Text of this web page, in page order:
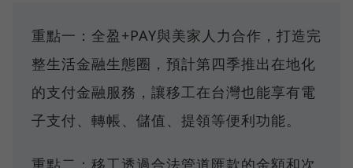
重點一：全盈+PAY與美家人力合作，打造完
整生活金融生態圈，預計第四季推出在地化
的支付金融服務，讓移工在台灣也能享有電
子支付、轉帳、儲值、提領等便利功能。
重點二：移工透過合法管道匯款的金額和次